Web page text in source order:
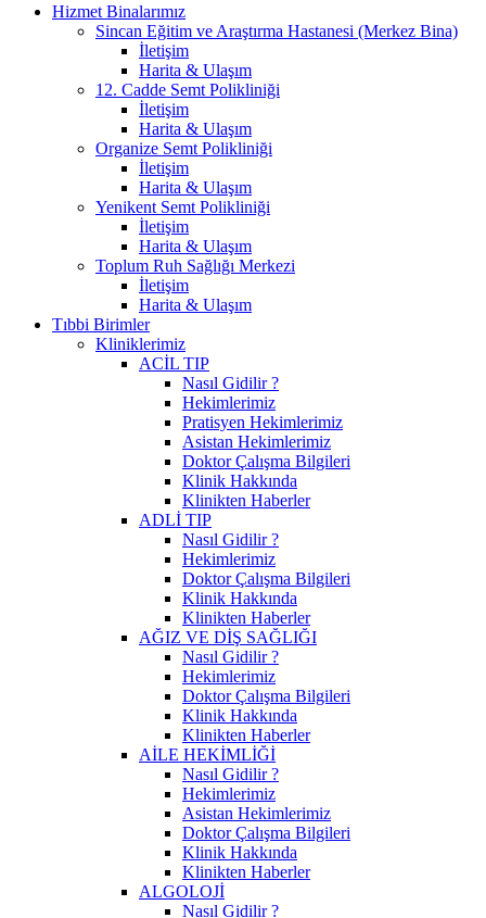
Hizmet Binalarımız
Sincan Eğitim ve Araştırma Hastanesi (Merkez Bina)
İletişim
Harita & Ulaşım
12. Cadde Semt Polikliniği
İletişim
Harita & Ulaşım
Organize Semt Polikliniği
İletişim
Harita & Ulaşım
Yenikent Semt Polikliniği
İletişim
Harita & Ulaşım
Toplum Ruh Sağlığı Merkezi
İletişim
Harita & Ulaşım
Tıbbi Birimler
Kliniklerimiz
ACİL TIP
Nasıl Gidilir ?
Hekimlerimiz
Pratisyen Hekimlerimiz
Asistan Hekimlerimiz
Doktor Çalışma Bilgileri
Klinik Hakkında
Klinikten Haberler
ADLİ TIP
Nasıl Gidilir ?
Hekimlerimiz
Doktor Çalışma Bilgileri
Klinik Hakkında
Klinikten Haberler
AĞIZ VE DİŞ SAĞLIĞI
Nasıl Gidilir ?
Hekimlerimiz
Doktor Çalışma Bilgileri
Klinik Hakkında
Klinikten Haberler
AİLE HEKİMLİĞİ
Nasıl Gidilir ?
Hekimlerimiz
Asistan Hekimlerimiz
Doktor Çalışma Bilgileri
Klinik Hakkında
Klinikten Haberler
ALGOLOJİ
Nasıl Gidilir ?